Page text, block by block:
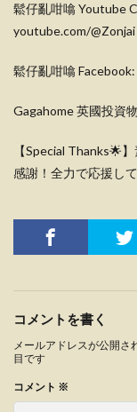
鬆仔亂咁噏 Youtube
youtube.com/@Zonjai
鬆仔亂咁噏 Facebook:
Gagahome 英國投資
【Special Thanks🌟
感謝！全力で応援し
コメントを書く
メールアドレスが公開さ
目です
コメント ※